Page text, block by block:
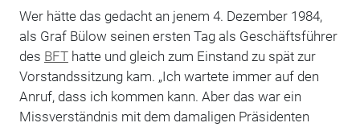
Wer hätte das gedacht an jenem 4. Dezember 1984,
als Graf Bülow seinen ersten Tag als Geschäftsführer
des BFThatte und gleich zum Einstand zu spät zur
Vorstandssitzung kam. „Ich wartete immer auf den
Anruf, dass ich kommen kann. Aber das war ein
Missverständnis mit dem damaligen Präsidenten